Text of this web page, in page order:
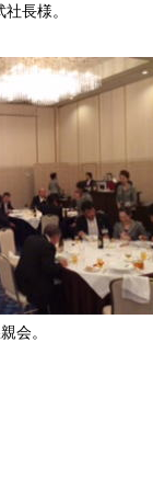
長様。
会。